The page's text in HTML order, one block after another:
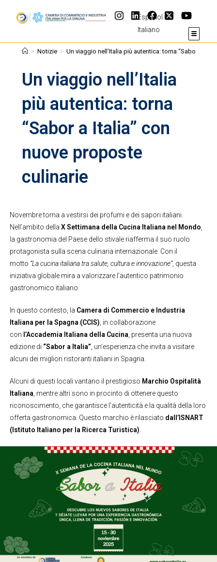
Español
Italiano
Un viaggio nell’Italia
più autentica: torna
“Sabor a Italia” con
nuove proposte
culinarie
> Notizie > Un viaggio nell’Italia più autentica: torna “Sabor a
Novembre torna a vestirsi dei profumi e dei sapori italiani.
Nell’ambito della X Settimana della Cucina Italiana nel Mondo
la gastronomia del Paese dello stivale riafferma il suo ruolo
protagonista sulla scena culinaria internazionale. Con il
motto “La cucina italiana tra salute, cultura e innovazione”, questa
iniziativa globale mira a valorizzare l’autentico patrimonio
gastronomico italiano.
In questo contesto, la Camera di Commercio e Industria
Italiana per la Spagna (CCIS) , in collaborazione
con l’Accademia Italiana della Cucina , presenta una nuova
edizione di “Sabor a Italia” , un’esperienza che invita a visitare
alcuni dei migliori ristoranti italiani in Spagna.
Alcuni di questi locali vantano il prestigioso Marchio Ospitalità
Italiana , mentre altri sono in procinto di ottenere questo
riconoscimento, che garantisce l’autenticità e la qualità della loro
offerta gastronomica. Questo marchio è rilasciato dall’ISNART
(Istituto Italiano per la Ricerca Turistica)